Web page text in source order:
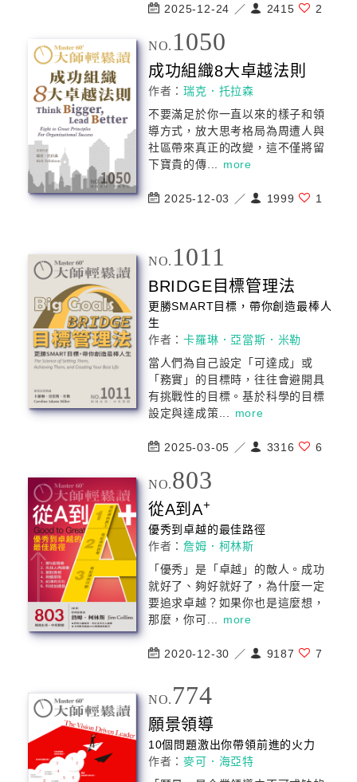
2025-12-24 ／ 2415 2
NO. 1050
成功組織8大卓越法則
作者：瑞克．托拉森
不要滿足於你一直以來的樣子和領
導方式，放大思考格局為周遭人與
社區帶來真正的改變，這不僅將留
下寶貴的傳... more
2025-12-03 ／ 1999 1
NO. 1011
BRIDGE目標管理法
更勝SMART目標，帶你創造最棒人
生
作者：卡羅琳．亞當斯．米勒
當人們為自己設定「可達成」或
「務實」的目標時，往往會避開具
有挑戰性的目標。基於科學的目標
設定與達成策... more
2025-03-05 ／ 3316 6
NO.803
從A到A+
優秀到卓越的最佳路徑
作者：詹姆．柯林斯
「優秀」是「卓越」的敵人。成功
就好了、夠好就好了，為什麼一定
要追求卓越？如果你也是這麼想，
那麼，你可... more
2020-12-30 ／ 9187 7
NO. 774
願景領導
10個問題激出你帶領前進的火力
作者：麥可．海亞特